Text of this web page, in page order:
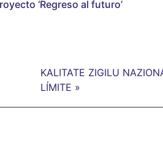
‘Regreso al futuro’
KALITATE ZIGILU
LÍMITE »